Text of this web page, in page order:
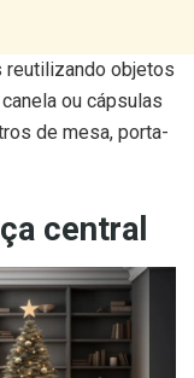
reutilizando objetos
ou cápsulas
de mesa, porta-
central